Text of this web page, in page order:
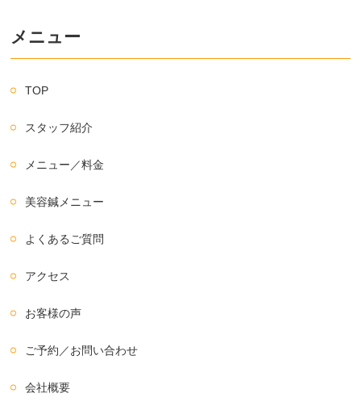
メニュー
TOP
スタッフ紹介
メニュー／料金
美容鍼メニュー
よくあるご質問
アクセス
お客様の声
ご予約／お問い合わせ
会社概要